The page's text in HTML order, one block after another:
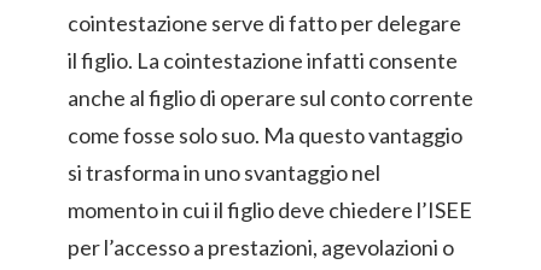
cointestazione serve di fatto per delegare
il figlio. La cointestazione infatti consente
anche al figlio di operare sul conto corrente
come fosse solo suo. Ma questo vantaggio
si trasforma in uno svantaggio nel
momento in cui il figlio deve chiedere l’ISEE
per l’accesso a prestazioni, agevolazioni o